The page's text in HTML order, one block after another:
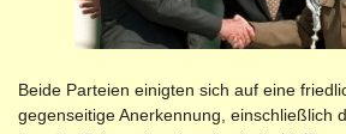
Beide Parteien einigten sich auf eine
gegenseitige Anerkennung, einschließlich